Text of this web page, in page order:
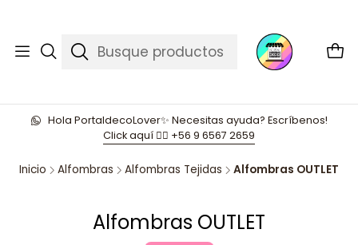
Hola PortaldecoLover✨ Necesitas ayuda? Escríbenos!
Click aquí 👉🏼 +56 9 6567 2659
Inicio Alfombras Alfombras Tejidas Alfombras OUTLET
Alfombras OUTLET